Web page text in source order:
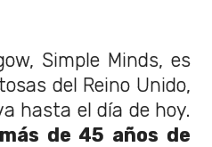
Simple Minds, es
del Reino Unido,
hasta el día de hoy.
más de 45 años de